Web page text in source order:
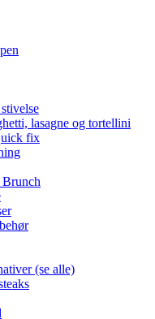
lasagne og tortellini
fix
(se alle)